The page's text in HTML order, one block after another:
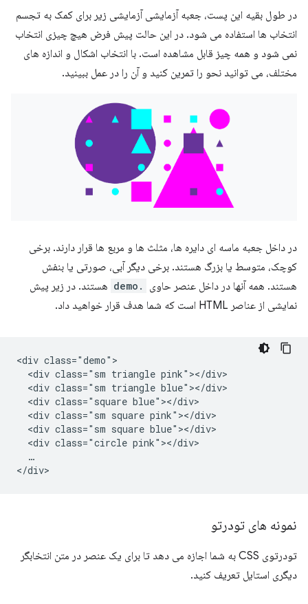
در طول بقیه این پست، جعبه آزمایشی آزمایشی زیر برای کمک به تجسم
انتخاب ها استفاده می شود. در این حالت پیش فرض هیچ چیزی انتخاب
نمی شود و همه چیز قابل مشاهده است. با انتخاب اشکال و اندازه های
مختلف، می توانید نحو را تمرین کنید و آن را در عمل ببینید.
در داخل جعبه ماسه ای دایره ها، مثلث ها و مربع ها قرار دارند. برخی
کوچک، متوسط ​​یا بزرگ هستند. برخی دیگر آبی، صورتی یا بنفش
هستند. همه آنها در داخل عنصر حاوی
.demo
هستند. در زیر پیش
نمایشی از عناصر HTML است که شما هدف قرار خواهید داد.
<div class="demo">
  <div class="sm triangle pink"></div>
  <div class="sm triangle blue"></div>
  <div class="square blue"></div>
  <div class="sm square pink"></div>
  <div class="sm square blue"></div>
  <div class="circle pink"></div>
  …
نمونه های تودرتو
تودرتوی CSS به شما اجازه می دهد تا برای یک عنصر در متن انتخابگر
دیگری استایل تعریف کنید.